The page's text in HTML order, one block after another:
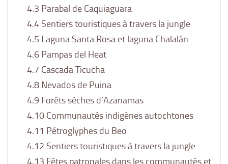
4.3 Parabal de Caquiaguara
4.4 Sentiers touristiques à travers la jungle
4.5 Laguna Santa Rosa et laguna Chalalán
4.6 Pampas del Heat
4.7 Cascada Ticucha
4.8 Nevados de Puina
4.9 Forêts sèches d’Azariamas
4.10 Communautés indigènes autochtones
4.11 Pétroglyphes du Beo
4.12 Sentiers touristiques à travers la jungle
4.13 Fêtes patronales dans les communautés et